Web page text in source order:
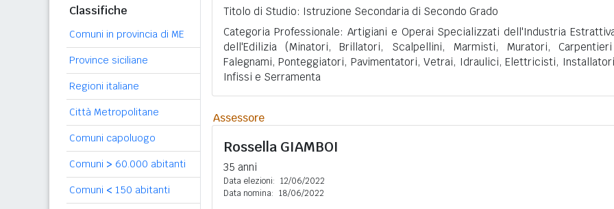
Classifiche
Comuni in provincia di ME
Province siciliane
Regioni italiane
Città Metropolitane
Comuni capoluogo
Comuni > 60.000 abitanti
Comuni < 150 abitanti
Titolo di Studio: Istruzione Secondaria di Secondo Grado
Categoria Professionale: Artigiani e Operai Specializzati dell'Industria
dell'Edilizia (Minatori, Brillatori, Scalpellini, Marmisti, Muratori,
Falegnami, Ponteggiatori, Pavimentatori, Vetrai, Idraulici, Elettricisti,
Infissi e Serramenta
Assessore
Rossella GIAMBOI
35 anni
Data elezioni: 12/06/2022
Data nomina: 18/06/2022